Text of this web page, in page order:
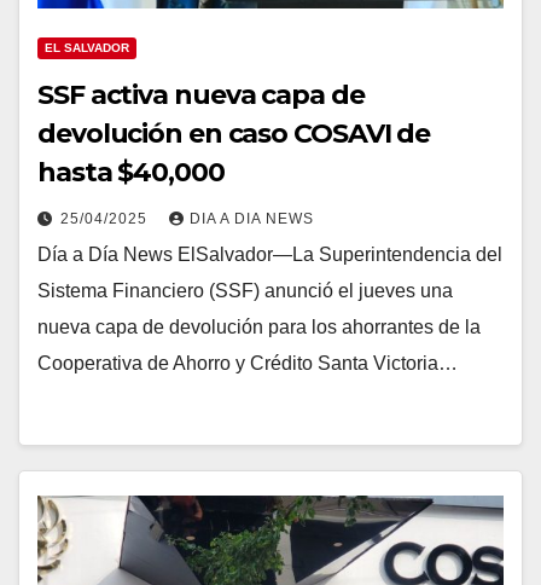
EL SALVADOR
SSF activa nueva capa de
devolución en caso COSAVI de
hasta $40,000
25/04/2025 DIA A DIA NEWS
Día a Día News ElSalvador—La Superintendencia del
Sistema Financiero (SSF) anunció el jueves una
nueva capa de devolución para los ahorrantes de la
Cooperativa de Ahorro y Crédito Santa Victoria…